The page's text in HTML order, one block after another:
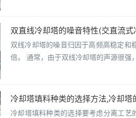
双直线冷却塔的噪音特性(交直流式
双线冷却塔的噪音归因于高频高稳定和
倍。 通常，由于双线冷却塔的声源很强
冷却塔填料种类的选择方法,冷却塔
冷却塔填料种类的选择要考虑分离工